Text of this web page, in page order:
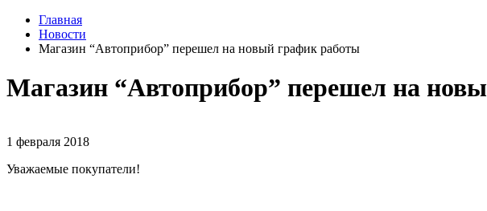
Главная
Новости
Магазин “Автоприбор” перешел на новый график работы
Магазин “Автоприбор” перешел на
1 февраля 2018
Уважаемые покупатели!